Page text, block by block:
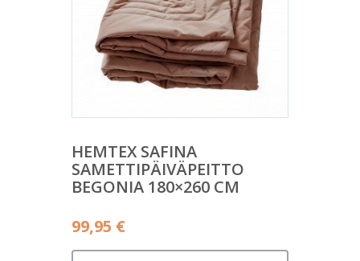
HEMTEX SAFINA
SAMETTIPÄIVÄPEITTO
BEGONIA 180×260 CM
99,95 €